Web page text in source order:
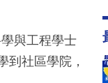
與工程學士
到社區學院，